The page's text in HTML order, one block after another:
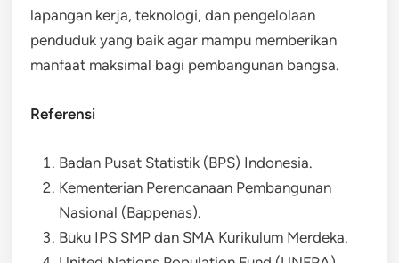
lapangan kerja, teknologi, dan pengelolaan
penduduk yang baik agar mampu memberikan
manfaat maksimal bagi pembangunan bangsa.
Referensi
Badan Pusat Statistik (BPS) Indonesia.
Kementerian Perencanaan Pembangunan
Nasional (Bappenas).
Buku IPS SMP dan SMA Kurikulum Merdeka.